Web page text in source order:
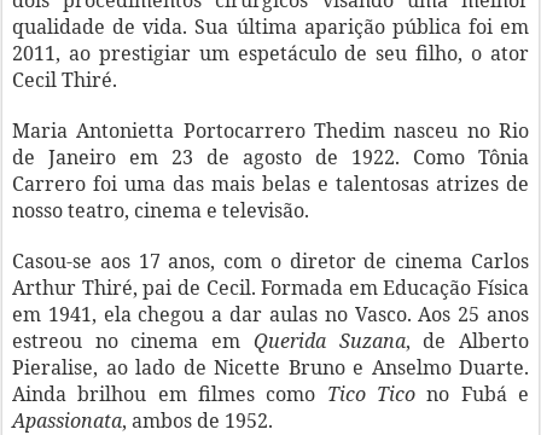
qualidade de vida. Sua última aparição pública foi em
2011, ao prestigiar um espetáculo de seu filho, o ator
Cecil Thiré.
Maria Antonietta Portocarrero Thedim nasceu no Rio
de Janeiro em 23 de agosto de 1922. Como Tônia
Carrero foi uma das mais belas e talentosas atrizes de
nosso teatro, cinema e televisão.
Casou-se aos 17 anos, com o diretor de cinema Carlos
Arthur Thiré, pai de Cecil. Formada em Educação Física
em 1941, ela chegou a dar aulas no Vasco. Aos 25 anos
estreou no cinema em Querida Suzana, de Alberto
Pieralise, ao lado de Nicette Bruno e Anselmo Duarte.
Ainda brilhou em filmes como Tico Tico no Fubá e
Apassionata, ambos de 1952.